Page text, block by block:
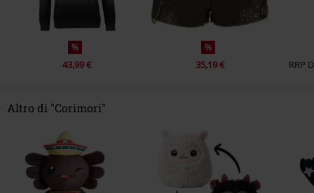
%
43,99 €
%
35,19 € RRP
Altro di "Corimori"